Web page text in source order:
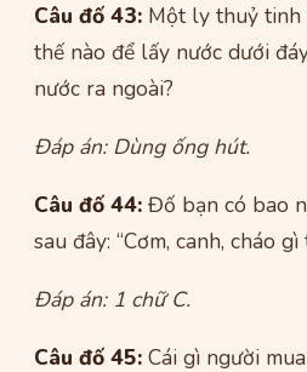
Câu đố 43: Một ly thuỷ tinh
thế nào để lấy nước dưới
nước ra ngoài?
Đáp án: Dùng ống hút.
Câu đố 44: Đố bạn có bao
sau đây: “Cơm, canh, cháo
Đáp án: 1 chữ C.
Câu đố 45: Cái gì người